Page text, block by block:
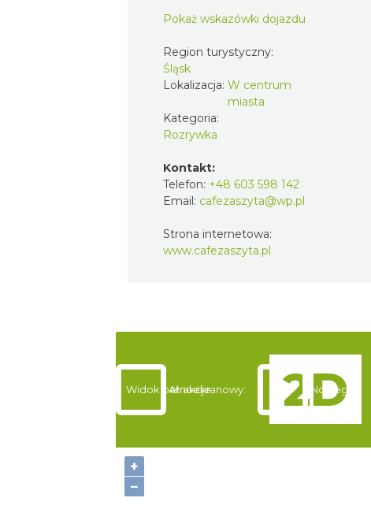
Pokaż wskazówki dojazdu
Region turystyczny:
Śląsk
Lokalizacja: W centrum
miasta
Kategoria:
Rozrywka
Kontakt:
Telefon: +48 603 598 142
Email: cafezaszyta@wp.pl
Strona internetowa:
www.cafezaszyta.pl
+
−
Widok pełnoekranowy:
Atrakcje Noclegi